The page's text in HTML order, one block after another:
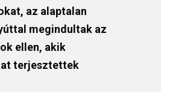
az alaptalan
megindultak az
ellen, akik
terjesztettek